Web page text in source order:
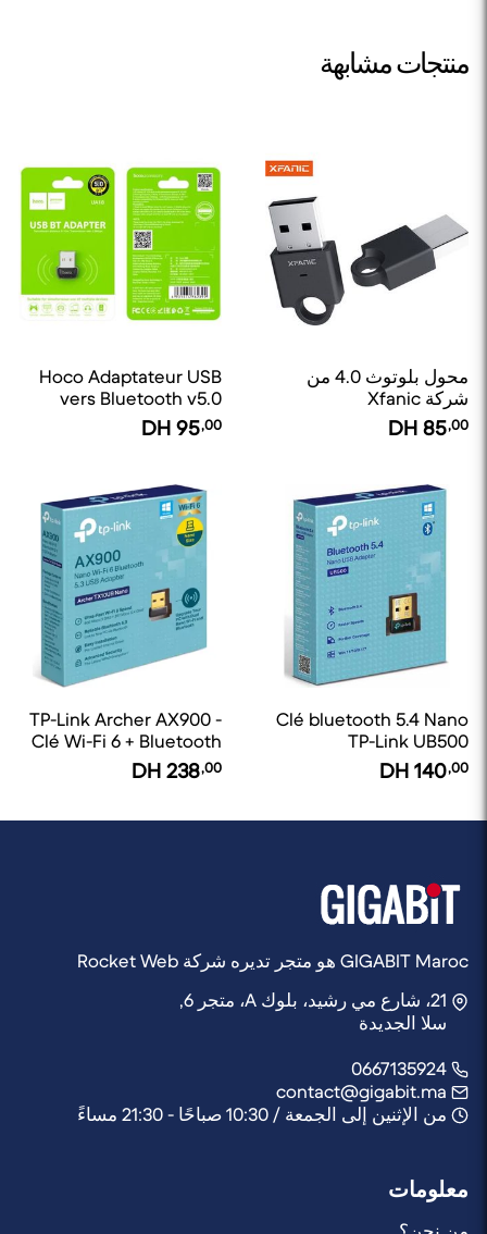
منتجات مشابهة
محول بلوتوث 4.0 من
شركة Xfanic
85,00
Hoco Adaptateur USB
vers Bluetooth v5.0
95,00
Clé bluetooth 5.4 Nano
TP-Link UB500
140,00
TP-Link Archer AX900 -
Clé Wi-Fi 6 + Bluetooth
5.3
238,00
GIGABIT Maroc هو متجر تديره شركة Rocket Web
21، شارع مي رشيد، بلوك A، متجر 6,
سلا الجديدة
من الإثنين إلى الجمعة / 10:30 صباحًا - 21:30 مساءً
معلومات